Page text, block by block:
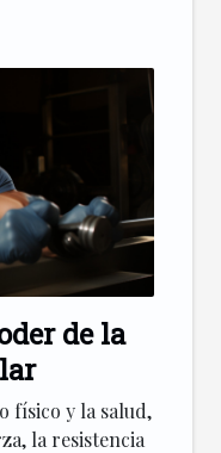
de la
físico y la salud,
la resistencia